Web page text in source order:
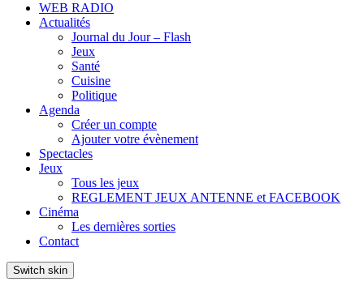
WEB RADIO
Actualités
Journal du Jour – Flash
Jeux
Santé
Cuisine
Politique
Agenda
Créer un compte
Ajouter votre évènement
Spectacles
Jeux
Tous les jeux
REGLEMENT JEUX ANTENNE et FACEBOOK
Cinéma
Les dernières sorties
Contact
Switch skin